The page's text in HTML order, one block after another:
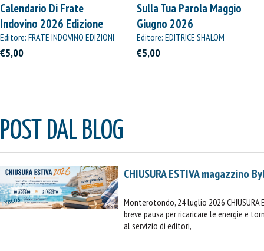
Calendario Di Frate
Indovino 2026 Edizione
Straordinaria
Editore: FRATE INDOVINO EDIZIONI
€5,00
Sulla Tua Parola Maggio
Giugno 2026
Editore: EDITRICE SHALOM
€5,00
POST DAL BLOG
CHIUSURA ESTIVA magazzino
Monterotondo, 24 luglio 2026 CHIUSURA
breve pausa per ricaricare le energie e
al servizio di editori,